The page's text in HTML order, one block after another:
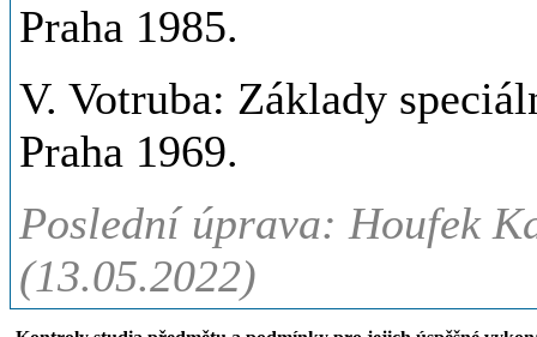
Praha 1985.
V. Votruba: Základy
Praha 1969.
Poslední úprava: Houfek
(13.05.2022)